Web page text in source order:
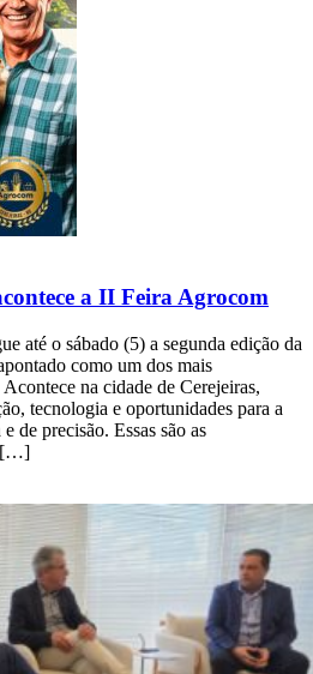
a II Feira Agrocom
até o sábado (5) a segunda edição da
como um dos mais
na cidade de Cerejeiras,
tecnologia e oportunidades para a
de precisão. Essas são as
[…]